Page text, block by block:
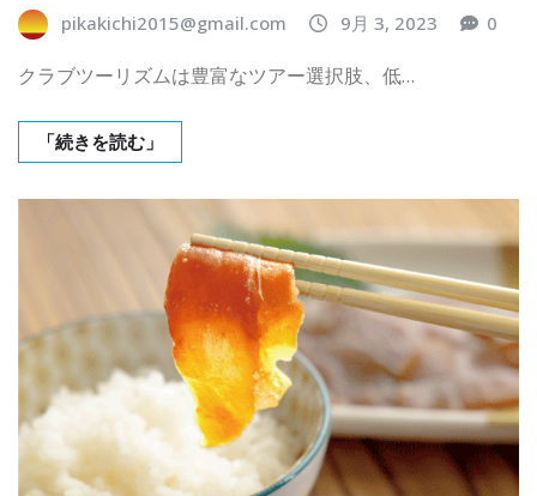
pikakichi2015@gmail.com 9月 3, 2023 0
クラブツーリズムは豊富なツアー選択肢、低…
「続きを読む」